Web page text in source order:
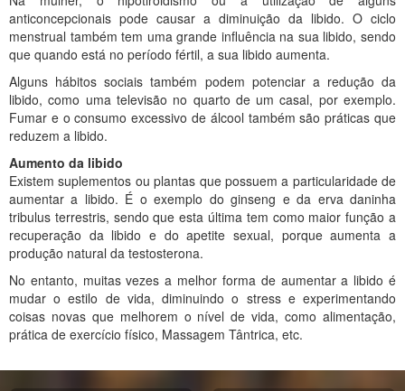
anticoncepcionais pode causar a diminuição da libido. O ciclo
menstrual também tem uma grande influência na sua libido, sendo
que quando está no período fértil, a sua libido aumenta.
Alguns hábitos sociais também podem potenciar a redução da
libido, como uma televisão no quarto de um casal, por exemplo.
Fumar e o consumo excessivo de álcool também são práticas que
reduzem a libido.
Aumento da libido
Existem suplementos ou plantas que possuem a particularidade de
aumentar a libido. É o exemplo do ginseng e da erva daninha
tribulus terrestris, sendo que esta última tem como maior função a
recuperação da libido e do apetite sexual, porque aumenta a
produção natural da testosterona.
No entanto, muitas vezes a melhor forma de aumentar a libido é
mudar o estilo de vida, diminuindo o stress e experimentando
coisas novas que melhorem o nível de vida, como alimentação,
prática de exercício físico, Massagem Tântrica, etc.